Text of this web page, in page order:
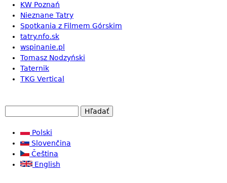
KW Poznań
Nieznane Tatry
Spotkania z Filmem Górskim
tatry.nfo.sk
wspinanie.pl
Tomasz Nodzyński
Taternik
TKG Vertical
Polski
Slovenčina
Čeština
English